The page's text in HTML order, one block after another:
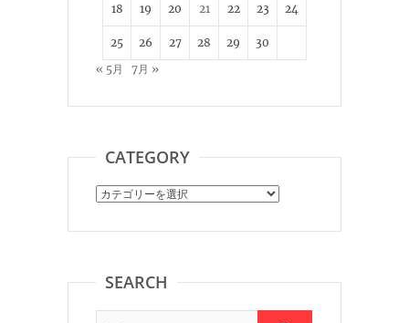
18 19 20 21 22 23 24
25 26 27 28 29
30
« 5月
7月 »
CATEGORY
Category
SEARCH